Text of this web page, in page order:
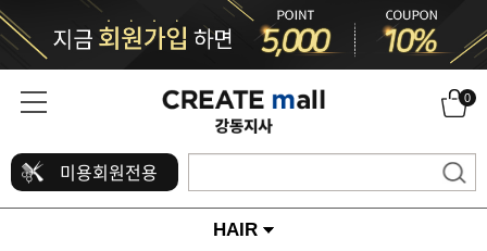
0
미용회원전용
HAIR